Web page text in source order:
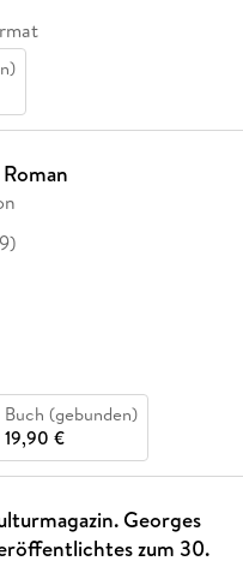
)
Buch (gebunden)
19,90 €
Georges
zum 30.